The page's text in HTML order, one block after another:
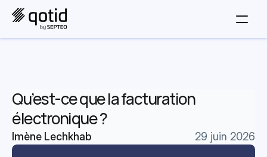
Qu’est-ce que la facturation
électronique ?
Imène Lechkhab 29 juin 2026